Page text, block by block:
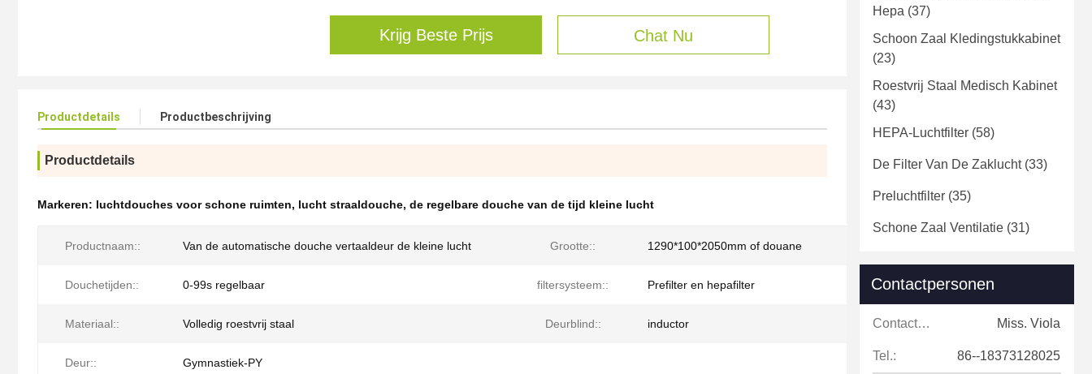
Krijg Beste Prijs Chat Nu
Productdetails Productbeschrijving
Productdetails
Markeren: luchtdouches voor schone ruimten, lucht straaldouche, de regelbare douche van de tijd kleine lucht
Productnaam:: Van de automatische douche vertaaldeur de kleine lucht Grootte:: 1290*100*2050mm of douane
Douchetijden:: 0-99s regelbaar filtersysteem:: Prefilter en hepafilter
Materiaal:: Volledig roestvrij staal Deurblind:: inductor
Deur:: Gymnastiek-PY
Hepa (37)
Schoon Zaal Kledingstukkabinet
(23)
Roestvrij Staal Medisch Kabinet
(43)
HEPA-Luchtfilter (58)
De Filter Van De Zaklucht(33)
Preluchtfilter (35)
Schone Zaal Ventilatie (31)
Contactpersonen
Contactpersonen: Miss. Viola
Tel.: 86--18373128025